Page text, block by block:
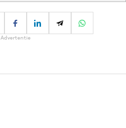
Advertentie